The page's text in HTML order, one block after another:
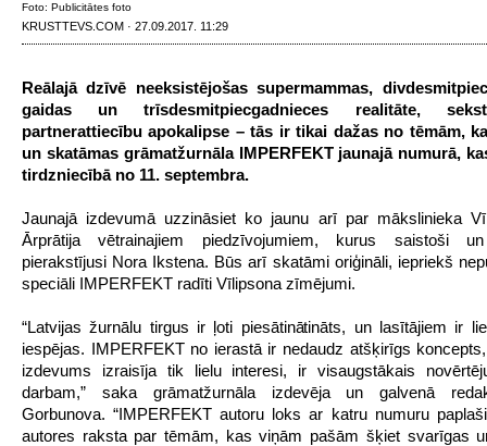
Foto: Publicitātes foto
KRUSTTEVS.COM · 27.09.2017. 11:29
Reālajā dzīvē neeksistējošas supermammas,
gaidas un trīsdesmitpiecgadnieces realitāte,
partnerattiecību apokalipse – tās ir tikai dažas no tēmām,
un skatāmas grāmatžurnāla IMPERFEKT jaunajā numurā,
tirdzniecībā no 11. septembra.
Jaunajā izdevumā uzzināsiet ko jaunu arī par mākslinieka
Ārprātija vētrainajiem piedzīvojumiem, kurus saistoši
pierakstījusi Nora Ikstena. Būs arī skatāmi oriģināli, iepriekš
speciāli IMPERFEKT radīti Vīlipsona zīmējumi.
“Latvijas žurnālu tirgus ir ļoti piesātinātināts, un lasītājiem ir
iespējas. IMPERFEKT no ierastā ir nedaudz atšķirīgs
izdevums izraisīja tik lielu interesi, ir visaugstākais
darbam,” saka grāmatžurnāla izdevēja un galvenā
Gorbunova. “IMPERFEKT autoru loks ar katru numuru
autores raksta par tēmām, kas viņām pašām šķiet svarīgas